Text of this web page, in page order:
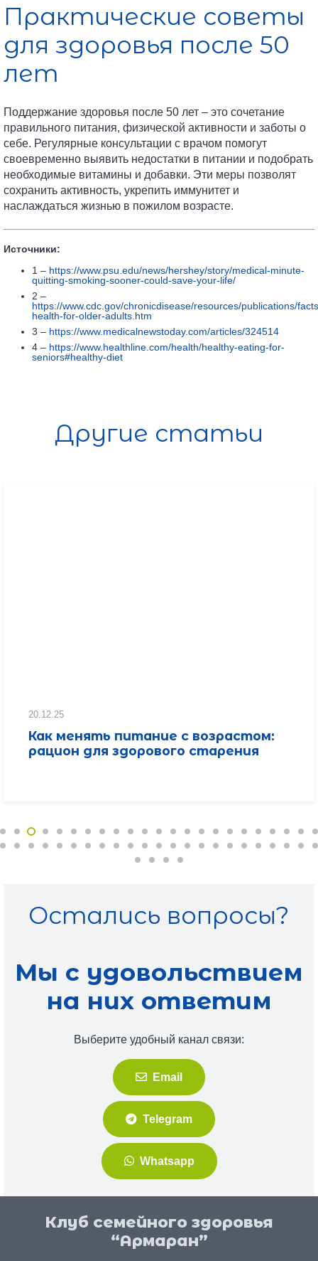
Практические советы
для здоровья после 50
лет
Поддержание здоровья после 50 лет – это сочетание
правильного питания, физической активности и заботы о
себе. Регулярные консультации с врачом помогут
своевременно выявить недостатки в питании и подобрать
необходимые витамины и добавки. Эти меры позволят
сохранить активность, укрепить иммунитет и
наслаждаться жизнью в пожилом возрасте.
Источники:
1 – https://www.psu.edu/news/hershey/story/medical-minute-
quitting-smoking-sooner-could-save-your-life/
2 –
https://www.cdc.gov/chronicdisease/resources/publications/
health-for-older-adults.htm
3 – https://www.medicalnewstoday.com/articles/324514
4 – https://www.healthline.com/health/healthy-eating-for-
seniors#healthy-diet
Другие статьи
20.12.25
Как менять питание с возрастом:
рацион для здорового старения
Остались вопросы?
Мы с удовольствием
на них ответим
Выберите удобный канал связи:
Email
Telegram
Whatsapp
Клуб семейного здоровья
“Армаран”